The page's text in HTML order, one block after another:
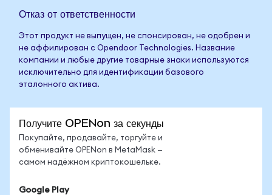
Отказ от ответственности
Этот продукт не выпущен, не спонсирован, не одобрен и
не аффилирован с Opendoor Technologies. Название
компании и любые другие товарные знаки используются
исключительно для идентификации базового
эталонного актива.
Получите OPENon за секунды
Покупайте, продавайте, торгуйте и
обменивайте OPENon в MetaMask —
самом надёжном криптокошельке.
Google Play